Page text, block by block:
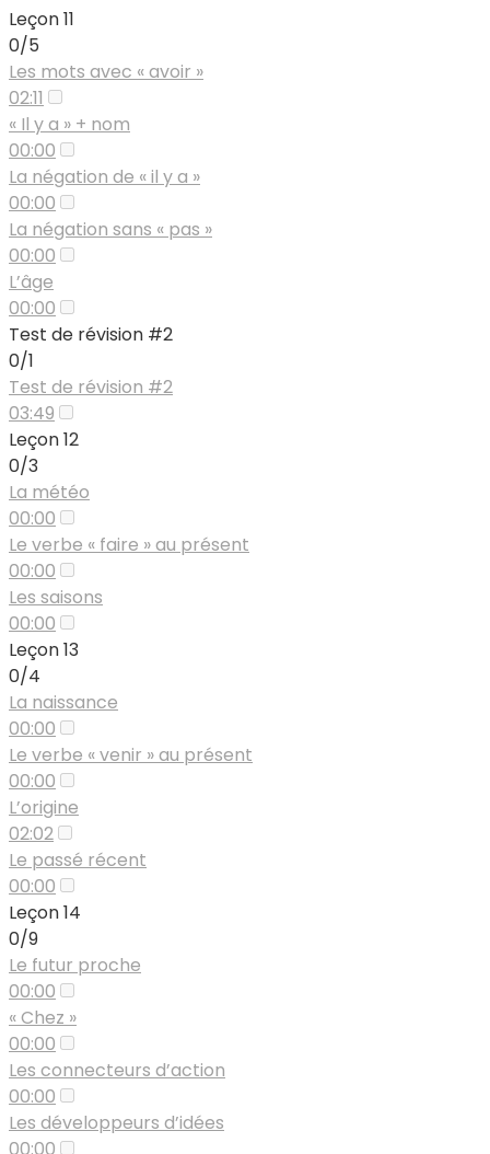
Leçon 11
0/5
Les mots avec « avoir »
02:11
« Il y a » + nom
00:00
La négation de « il y a »
00:00
La négation sans « pas »
00:00
L’âge
00:00
Test de révision #2
0/1
Test de révision #2
03:49
Leçon 12
0/3
La météo
00:00
Le verbe « faire » au présent
00:00
Les saisons
00:00
Leçon 13
0/4
La naissance
00:00
Le verbe « venir » au présent
00:00
L’origine
02:02
Le passé récent
00:00
Leçon 14
0/9
Le futur proche
00:00
« Chez »
00:00
Les connecteurs d’action
00:00
Les développeurs d’idées